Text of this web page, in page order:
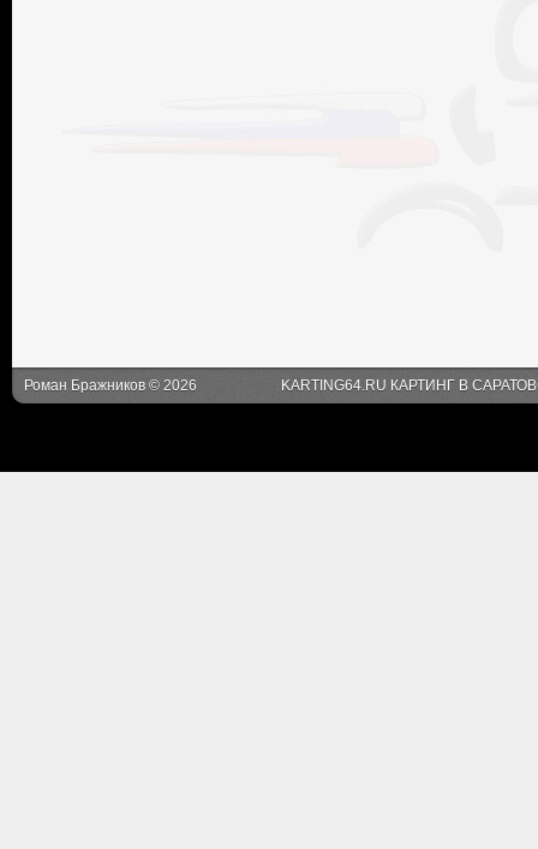
Роман Бражников © 2026 KARTING64.RU КАРТИНГ В